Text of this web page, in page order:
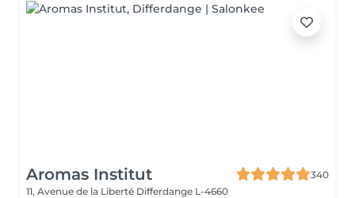
Aromas Institut
340
11, Avenue de la Liberté Differdange L-4660